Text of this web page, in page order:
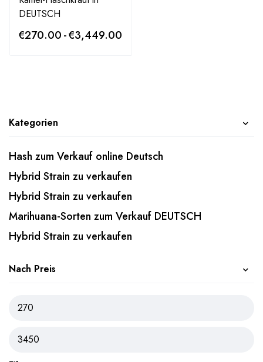
Kategorien
Hash zum Verkauf online Deutsch
Hybrid Strain zu verkaufen
Hybrid Strain zu verkaufen
Marihuana-Sorten zum Verkauf DEUTSCH
Hybrid Strain zu verkaufen
Nach Preis
DEUTSCH
€270.00-€3,449.00